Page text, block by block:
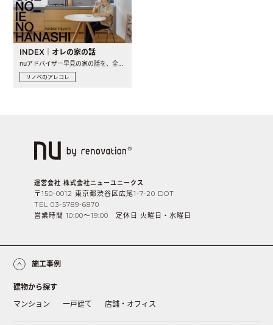
INDEX｜オレの家の話
リノベのアレコレ
運営会社 株式会社ニューユニークス
〒150-0012 東京都渋谷区広尾1-7-20 DOT
TEL 03-5789-6870
営業時間 10:00〜19:00 定休日 火曜日・水曜日
施工事例
建物から探す
マンション
一戸建て 店舗・オフィス